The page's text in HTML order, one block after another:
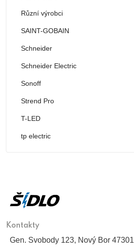
Různí výrobci
SAINT-GOBAIN
Schneider
Schneider Electric
Sonoff
Strend Pro
T-LED
tp electric
Kontakty
Gen. Svobody 123, Nový Bor 47301